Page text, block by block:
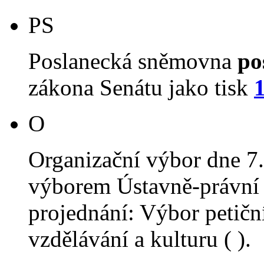
PS
Poslanecká sněmovna
zákona Senátu jako tisk
O
Organizační výbor dne
výborem Ústavně-
projednání: Výbor
vzdělávání a kulturu ( ).